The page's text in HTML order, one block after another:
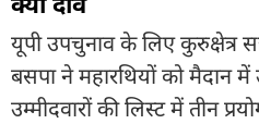
यूपी उपचुनाव के लिए कुरुक्षेत्र
बसपा ने महारथियों को मैदान में
उम्मीदवारों की लिस्ट में तीन